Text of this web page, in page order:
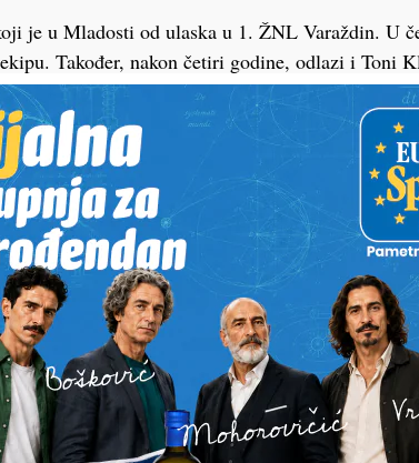
je u Mladosti od ulaska u 1. ŽNL Varaždin. U
Također, nakon četiri godine, odlazi i Toni
a u nekoliko navrata je ponio i kapetansku
je u zadnje tri godine bio stup obrane te skupio
Ludbreški
video?
nekoga
Vaš email